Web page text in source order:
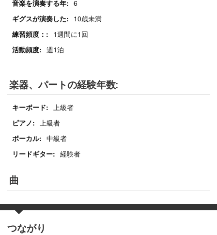
音楽を演奏する年: 6
ギグスが演奏した: 10歳未満
練習頻度：: 1週間に1回
活動頻度: 週1泊
楽器、パートの経験年数:
キーボード: 上級者
ピアノ: 上級者
ボーカル: 中級者
リードギター: 経験者
曲
つながり